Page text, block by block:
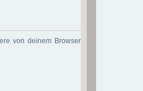
von deinem Browser